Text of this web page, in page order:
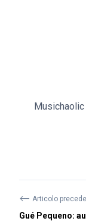
⟵ Articolo
Gué Pequeno: